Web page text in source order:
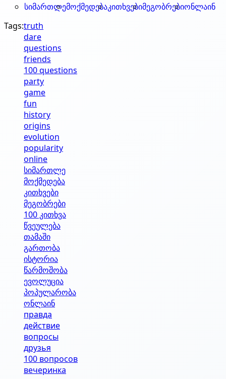
სიმართლემოქმედებაკითხვებიმეგობრებიონლაინ
Tags:truth
dare
questions
friends
100 questions
party
game
fun
history
origins
evolution
popularity
online
სიმართლე
მოქმედება
კითხვები
მეგობრები
100 კითხვა
წვეულება
თამაში
გართობა
ისტორია
წარმოშობა
ევოლუცია
პოპულარობა
ონლაინ
правда
действие
вопросы
друзья
100 вопросов
вечеринка